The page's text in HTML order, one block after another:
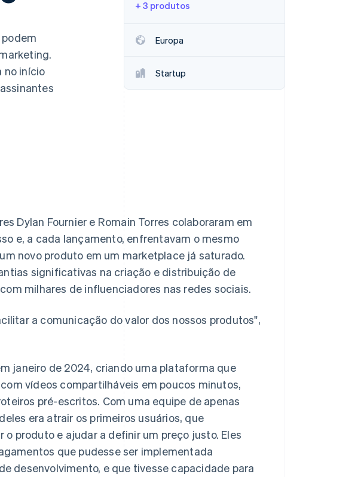
no início
+ 3 produtos
Europa
Startup
Dylan Fournier e Romain Torres colaboraram em
e, a cada lançamento, enfrentavam o mesmo
novo produto em um marketplace já saturado.
significativas na criação e distribuição de
milhares de influenciadores nas redes sociais.
a comunicação do valor dos nossos produtos",
janeiro de 2024, criando uma plataforma que
vídeos compartilháveis em poucos minutos,
pré-escritos. Com uma equipe de apenas
era atrair os primeiros usuários, que
produto e ajudar a definir um preço justo. Eles
que pudesse ser implementada
desenvolvimento, e que tivesse capacidade para